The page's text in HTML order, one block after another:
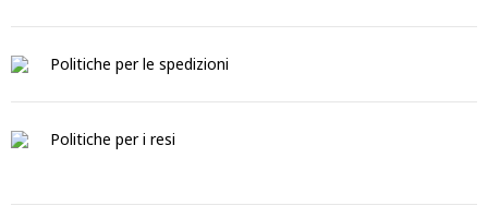
Politiche per le spedizioni
Politiche per i resi